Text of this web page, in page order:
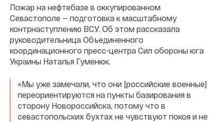
Пожар на нефтебазе в оккупированном
Севастополе — подготовка к масштабному
контрнаступлению ВСУ. Об этом рассказала
руководительница Объединенного
координационного пресс-центра Сил обороны юга
Украины Наталья Гуменюк.
«Мы уже замечали, что они [российские военные]
переориентируются на пункты базирования в
сторону Новороссийска, потому что в
севастопольских бухтах не чувствуют покоя и не